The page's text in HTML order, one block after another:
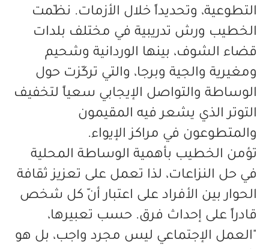
التطوعية، وتحديداً خلال الأزمات. نظّمت
الخطيب ورش تدريبية في مختلف بلدات
قضاء الشوف، بينها الوردانية وشحيم
ومغيرية والجية وبرجا، والتي تركّزت حول
الوساطة والتواصل الإيجابي سعياً لتخفيف
التوتر الذي يشعر فيه المقيمون
والمتطوعون في مراكز الإيواء.
تؤمن الخطيب بأهمية الوساطة المحلية
في حل النزاعات، لذا تعمل على تعزيز ثقافة
الحوار بين الأفراد على اعتبار أنّ كل شخص
قادراً على إحداث فرق. حسب تعبيرها،
"العمل الإجتماعي ليس مجرد واجب، بل هو